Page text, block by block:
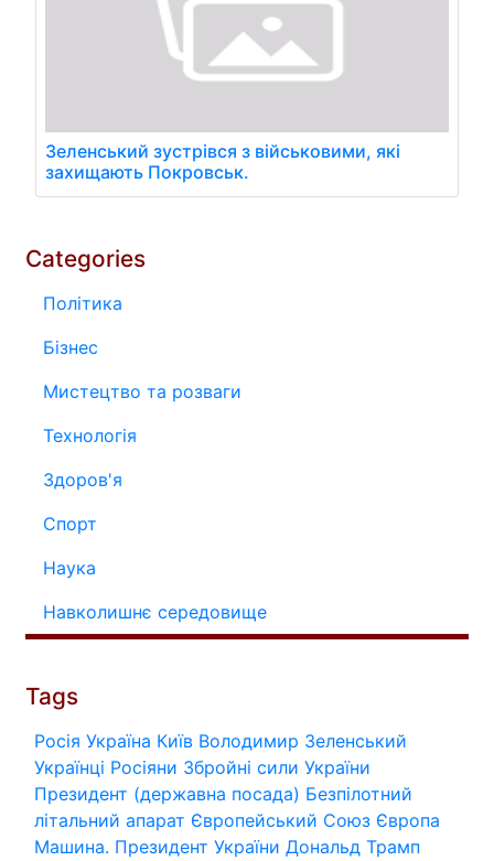
Зеленський зустрівся з військовими, які
захищають Покровськ.
Categories
Політика
Бізнес
Мистецтво та розваги
Технологія
Здоров'я
Спорт
Наука
Навколишнє середовище
Tags
Росія Україна Київ Володимир Зеленський
Українці Росіяни Збройні сили України
Президент (державна посада) Безпілотний
літальний апарат Європейський Союз Європа
Машина. Президент України Дональд Трамп